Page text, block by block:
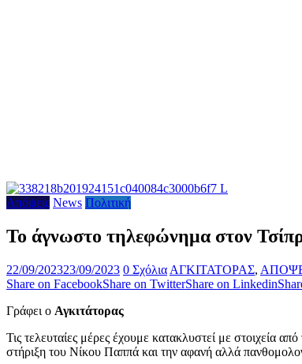
Απόψεις News Πολιτική
Το άγνωστο τηλεφώνημα στον
22/09/202323/09/2023 0 Σχόλια ΑΓΚΙΤΑΤΟΡΑΣ,
Share on FacebookShare on TwitterShare on Linkedin
Γράφει ο Αγκιτάτορας
Τις τελευταίες μέρες έχουμε κατακλυστεί με στοιχεία
στήριξη του Νίκου Παππά και την αφανή αλλά